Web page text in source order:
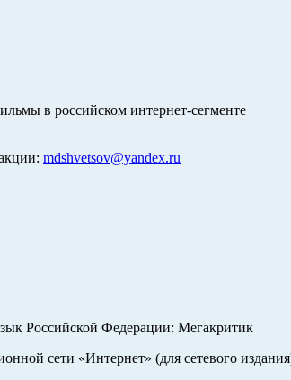
в российском интернет-сегменте
mdshvetsov@yandex.ru
Российской Федерации: Мегакритик
сети «Интернет» (для сетевого